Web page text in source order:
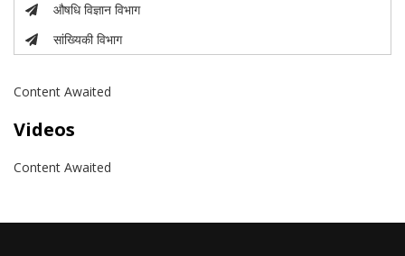
औषधि विज्ञान विभाग
सांख्यिकी विभाग
Content Awaited
Videos
Content Awaited